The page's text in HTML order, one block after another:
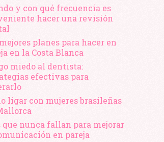
y con qué frecuencia es
hacer una revisión
planes para hacer en
en la Costa Blanca
miedo al dentista:
efectivas para
ligar con mujeres brasileñas
que nunca fallan para mejorar
en pareja